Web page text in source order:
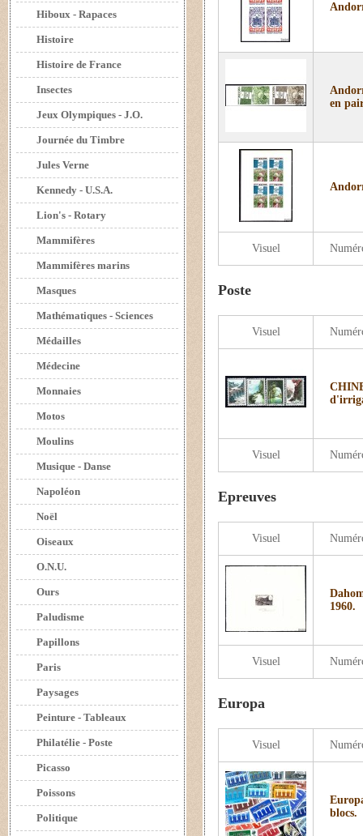
Hiboux - Rapaces
Histoire
Histoire de France
Insectes
Jeux Olympiques - J.O.
Journée du Timbre
Jules Verne
Kennedy - U.S.A.
Lion's - Rotary
Mammifères
Mammifères marins
Masques
Mathématiques - Sciences
Médailles
Médecine
Monnaies
Motos
Moulins
Musique - Danse
Napoléon
Noël
Oiseaux
O.N.U.
Ours
Paludisme
Papillons
Paris
Paysages
Peinture - Tableaux
Philatélie - Poste
Picasso
Poissons
Politique
Visuel
en
Poste
Visuel
Visuel
Epreuves
Visuel
Visuel
1960.
Europa
Visuel
blocs.